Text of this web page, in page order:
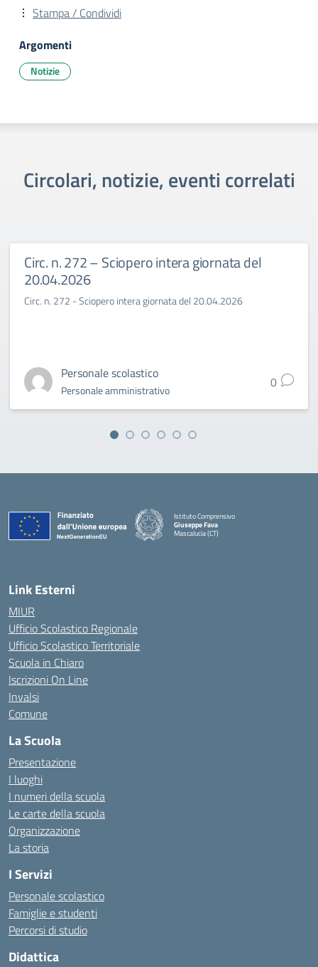
Stampa / Condividi
Argomenti
Notizie
Circolari, notizie, eventi correlati
Circ. n. 272 – Sciopero intera giornata del
20.04.2026
Circ. n. 272 - Sciopero intera giornata del 20.04.2026
Personale scolastico
Personale amministrativo 0
Istituto Comprensivo
Giuseppe Fava
Mascalucia (CT)
Link Esterni
MIUR
Ufficio Scolastico Regionale
Ufficio Scolastico Territoriale
Scuola in Chiaro
Iscrizioni On Line
Invalsi
Comune
La Scuola
Presentazione
I luoghi
I numeri della scuola
Le carte della scuola
Organizzazione
La storia
I Servizi
Personale scolastico
Famiglie e studenti
Percorsi di studio
Didattica